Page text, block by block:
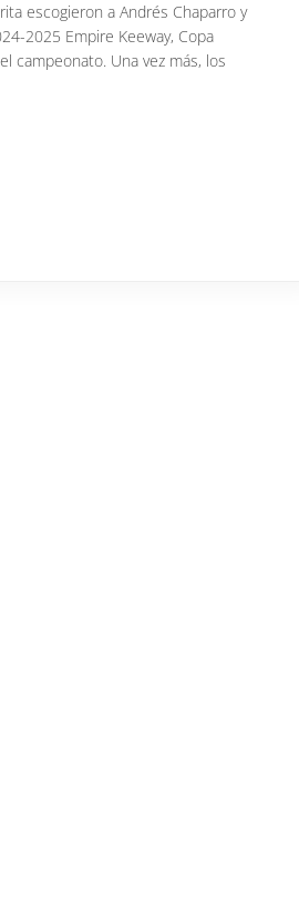
escogieron a Andrés Chaparro y
2025 Empire Keeway, Copa
campeonato. Una vez más, los